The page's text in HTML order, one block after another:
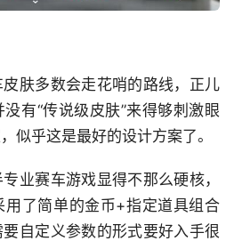
肤多数会走花哨的路线，正儿
有“传说级皮肤”来得够刺激眼
似乎这是最好的设计方案了。
业赛车游戏显得不那么硬核，
用了简单的金币+指定道具组合
自定义参数的形式要好入手很